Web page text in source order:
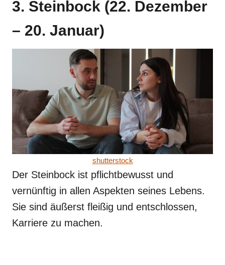
3. Steinbock (22. Dezember
– 20. Januar)
shutterstock
Der Steinbock ist pflichtbewusst und
vernünftig in allen Aspekten seines Lebens.
Sie sind äußerst fleißig und entschlossen,
Karriere zu machen.